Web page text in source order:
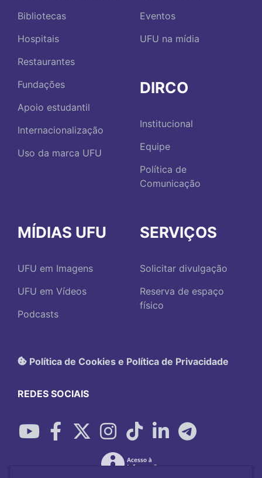
Bibliotecas
Hospitais
Restaurantes
Fundações
Apoio estudantil
Internacionalização
Uso da marca UFU
Eventos
UFU na mídia
DIRCO
Institucional
Equipe
Política de
Comunicação
MÍDIAS UFU
UFU em Imagens
UFU em Vídeos
Podcasts
SERVIÇOS
Solicitar divulgação
Reserva de espaço
físico
Política de Cookies e Política de Privacidade
REDES SOCIAIS